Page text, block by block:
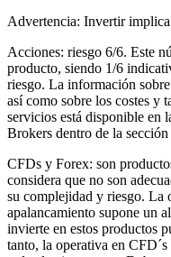
Advertencia: Invertir implica
Acciones: riesgo 6/6. Este
producto, siendo 1/6
riesgo. La información
así como sobre los costes y
servicios está disponible
Brokers dentro de la
CFDs y Forex: son
considera que no son
su complejidad y riesgo. La
apalancamiento supone un
invierte en estos productos
tanto, la operativa en